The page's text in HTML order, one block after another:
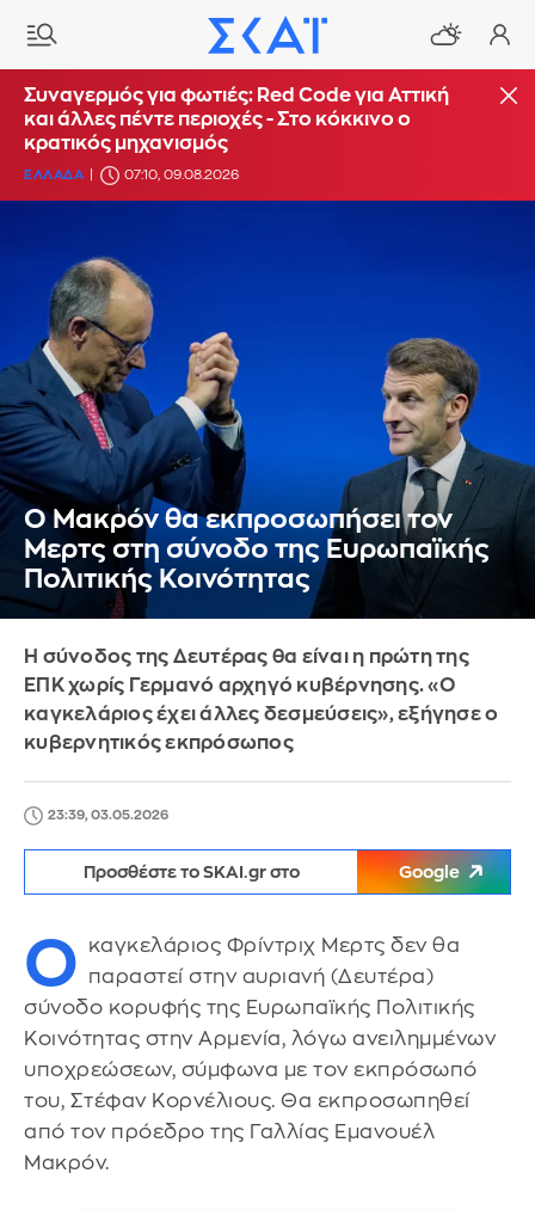
Συναγερμός για φωτιές: Red Code για Αττική
και άλλες πέντε περιοχές - Στο κόκκινο ο
κρατικός μηχανισμός
ΕΛΛΑΔΑ 07:10, 09.08.2026
Ο Μακρόν θα εκπροσωπήσει τον
Μερτς στη σύνοδο της Ευρωπαϊκής
Πολιτικής Κοινότητας
Η σύνοδος της Δευτέρας θα είναι η πρώτη της
ΕΠΚ χωρίς Γερμανό αρχηγό κυβέρνησης. «Ο
καγκελάριος έχει άλλες δεσμεύσεις», εξήγησε ο
κυβερνητικός εκπρόσωπος
23:39, 03.05.2026
Προσθέστε το SKAI.gr στο Google
Ο
καγκελάριος Φρίντριχ Μερτς δεν θα
παραστεί στην αυριανή (Δευτέρα)
σύνοδο κορυφής της Ευρωπαϊκής Πολιτικής
Κοινότητας στην Αρμενία, λόγω ανειλημμένων
υποχρεώσεων, σύμφωνα με τον εκπρόσωπό
του, Στέφαν Κορνέλιους. Θα εκπροσωπηθεί
από τον πρόεδρο της Γαλλίας Εμανουέλ
Μακρόν.